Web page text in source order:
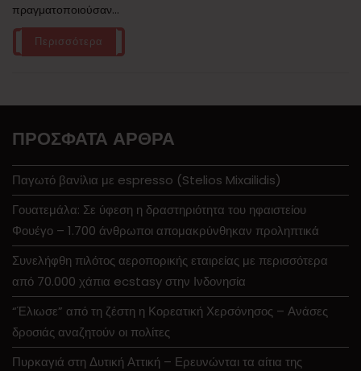
πραγματοποιούσαν...
Περισσότερα
ΠΡΌΣΦΑΤΑ ΆΡΘΡΑ
Παγωτό βανίλια με espresso (Stelios Mixailidis)
Γουατεμάλα: Σε ύφεση η δραστηριότητα του ηφαιστείου
Φουέγο – 1.700 άνθρωποι απομακρύνθηκαν προληπτικά
Συνελήφθη πιλότος αεροπορικής εταιρείας με περισσότερα
από 70.000 χάπια ecstasy στην Ινδονησία
“Έλιωσε” από τη ζέστη η Κορεατική Χερσόνησος – Ανάσες
δροσιάς αναζητούν οι πολίτες
Πυρκαγιά στη Δυτική Αττική – Ερευνώνται τα αίτια της